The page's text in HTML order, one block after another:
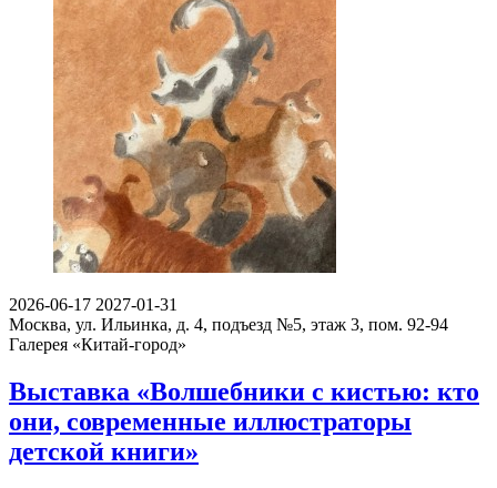
2026-06-17 2027-01-31
Москва, ул. Ильинка, д. 4, подъезд №5, этаж 3, пом. 92-94
Галерея «Китай-город»
Выставка «Волшебники с кистью: кто
они, современные иллюстраторы
детской книги»